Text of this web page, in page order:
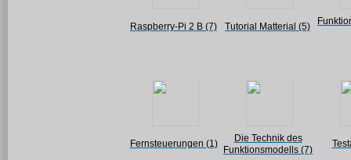
Raspberry-Pi 2 B (7) Tutorial Matterial (5)
Fernsteuerungen (1)
Die Technik des
Funktionsmodells (7)